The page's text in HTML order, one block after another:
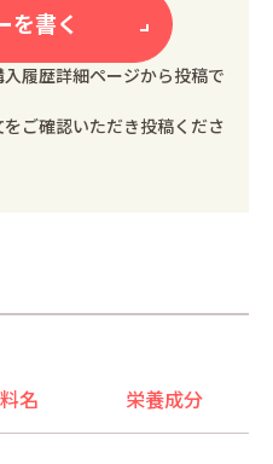
を書く
履歴詳細ページから投稿で
ご確認いただき投稿くださ
名 栄養成分